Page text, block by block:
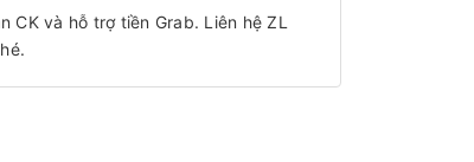
CK và hỗ trợ tiền Grab. Liên hệ ZL